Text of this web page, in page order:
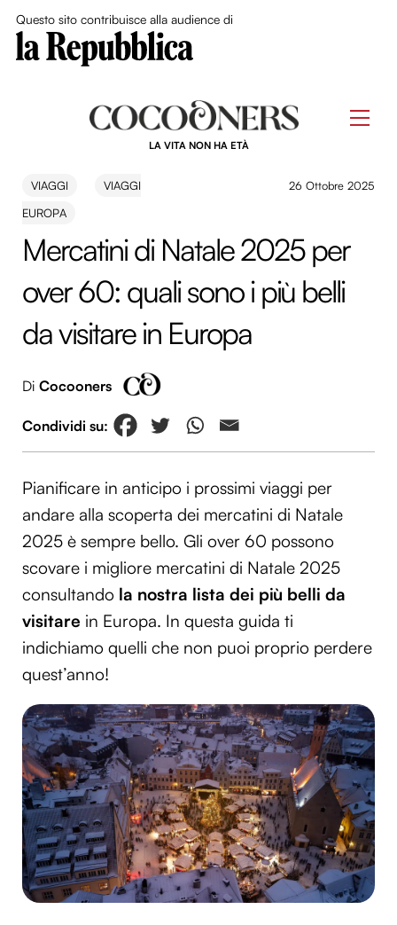
Questo sito contribuisce alla audience di
LA VITA NON HA ETÀ
VIAGGI
VIAGGI
EUROPA
26 Ottobre 2025
Mercatini di Natale 2025 per
over 60: quali sono i più belli
da visitare in Europa
Di Cocooners
Pianificare in anticipo i prossimi viaggi per
andare alla scoperta dei mercatini di Natale
2025 è sempre bello. Gli over 60 possono
scovare i migliore mercatini di Natale 2025
consultando la nostra lista dei più belli da
visitare in Europa. In questa guida ti
indichiamo quelli che non puoi proprio perdere
quest’anno!